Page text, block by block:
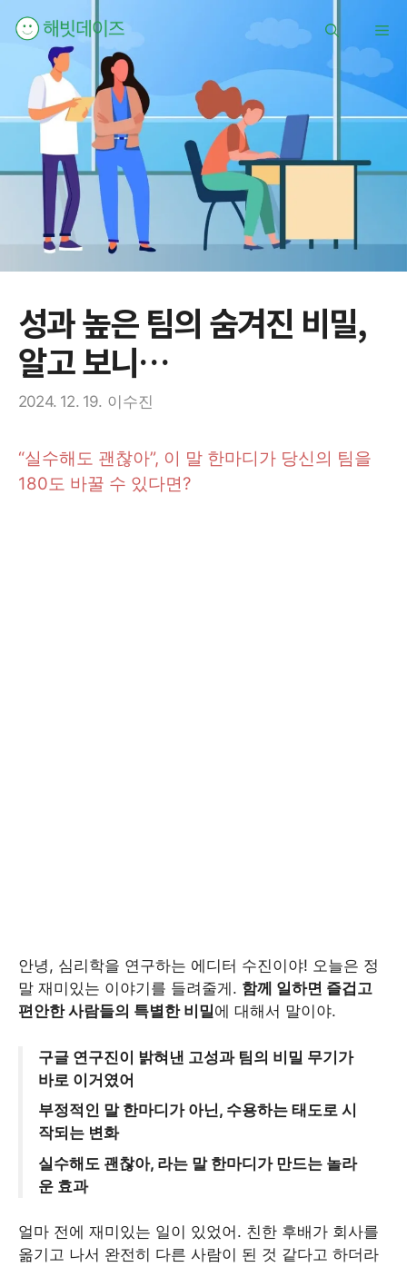
너
기
메
성과 높은 팀의 숨겨진 비밀,
알고 보니…
2024. 12. 19. 이수진
“실수해도 괜찮아”, 이 말 한마디가 당신의 팀을
180도 바꿀 수 있다면?
안녕, 심리학을 연구하는 에디터 수진이야! 오늘은 정
말 재미있는 이야기를 들려줄게. 함께 일하면 즐겁고
편안한 사람들의 특별한 비밀에 대해서 말이야.
구글 연구진이 밝혀낸 고성과 팀의 비밀 무기가
바로 이거였어
부정적인 말 한마디가 아닌, 수용하는 태도로 시
작되는 변화
실수해도 괜찮아, 라는 말 한마디가 만드는 놀라
운 효과
얼마 전에 재미있는 일이 있었어. 친한 후배가 회사를
옮기고 나서 완전히 다른 사람이 된 것 같다고 하더라